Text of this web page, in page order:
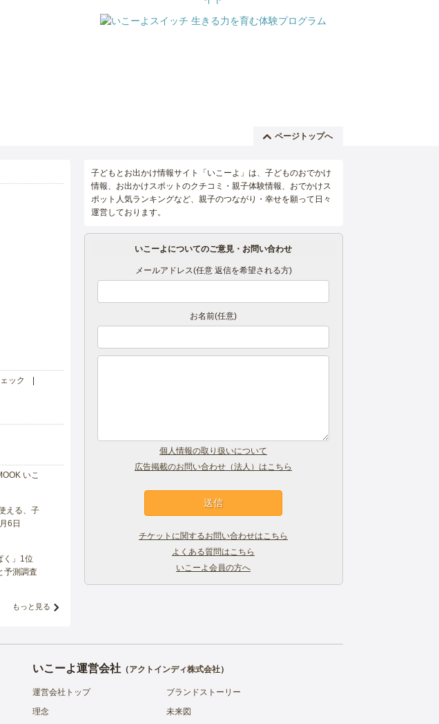
ページトップへ
ック
いこ
える、子
6日
く」1位
予測調査
もっと見る
子どもとお出かけ情報サイト「いこーよ」は、子どものおでかけ
情報、お出かけスポットのクチコミ・親子体験情報、おでかけス
ポット人気ランキングなど、親子のつながり・幸せを願って日々
運営しております。
いこーよについてのご意見・お問い合わせ
メールアドレス(任意 返信を希望される方)
お名前(任意)
個人情報の取り扱いについて
広告掲載のお問い合わせ（法人）はこちら
チケットに関するお問い合わせはこちら
よくある質問はこちら
いこーよ会員の方へ
いこーよ運営会社（アクトインディ株式会社）
運営会社トップ
ブランドストーリー
理念
未来図